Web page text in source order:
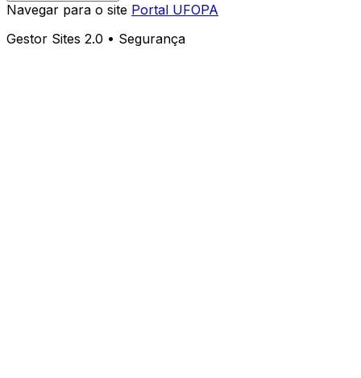
Navegar para o site Portal UFOPA
Gestor Sites 2.0 • Segurança